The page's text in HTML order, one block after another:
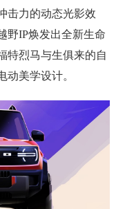
击力的动态光影效
野IP焕发出全新生命
特烈马与生俱来的自
动美学设计。